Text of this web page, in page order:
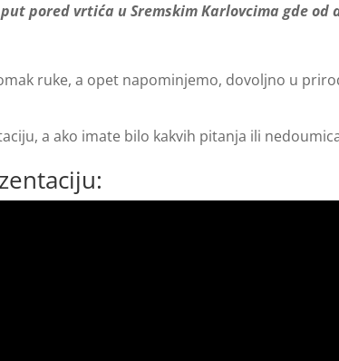
pored vrtića u Sremskim Karlovcima gde
ruke, a opet napominjemo, dovoljno u
a ako imate bilo kakvih pitanja ili